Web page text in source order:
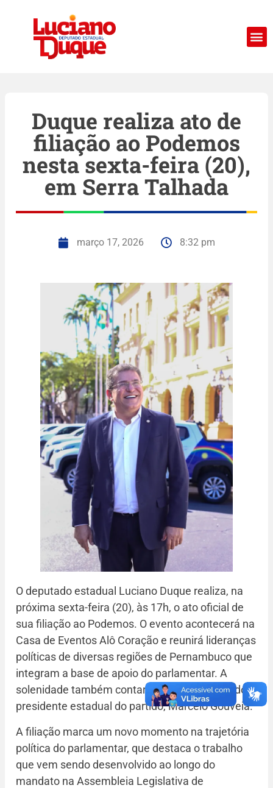
Duque realiza ato de
filiação ao Podemos
nesta sexta-feira (20),
em Serra Talhada
março 17, 2026 8:32 pm
O deputado estadual Luciano Duque realiza, na
próxima sexta-feira (20), às 17h, o ato oficial de
sua filiação ao Podemos. O evento acontecerá na
Casa de Eventos Alô Coração e reunirá lideranças
políticas de diversas regiões de Pernambuco que
integram a base de apoio do parlamentar. A
solenidade também contará com a presença do
presidente estadual do partido, Marcelo Gouveia.
A filiação marca um novo momento na trajetória
política do parlamentar, que destaca o trabalho
que vem sendo desenvolvido ao longo do
mandato na Assembleia Legislativa de